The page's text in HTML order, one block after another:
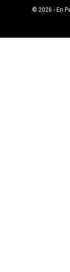
© 2026 - En